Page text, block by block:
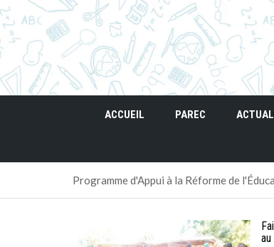
ACCUEIL PAREC
Programme d'Appui à la Réforme de
au